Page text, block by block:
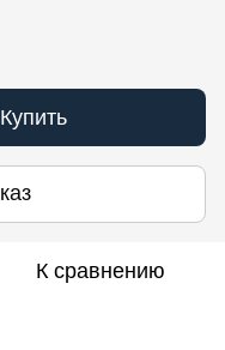
Купить
К сравнению